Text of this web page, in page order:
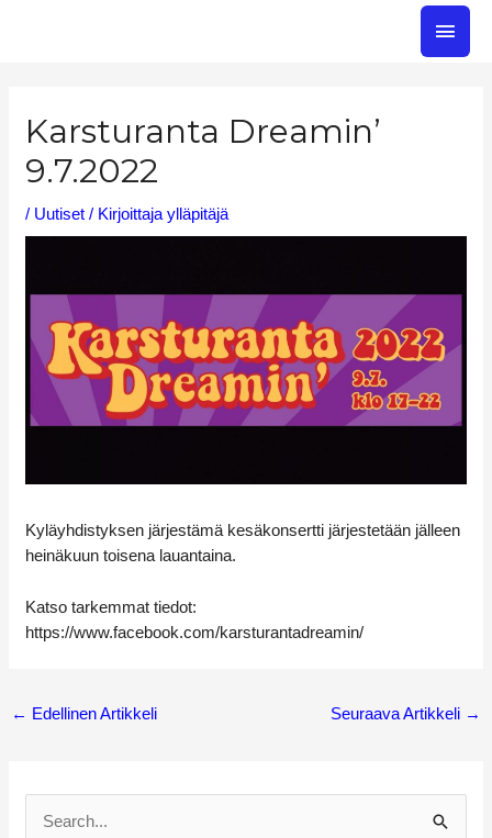
Karsturanta Dreamin’
9.7.2022
/ Uutiset / Kirjoittajaylläpitäjä
Kyläyhdistyksen järjestämä kesäkonsertti järjestetään jälleen
heinäkuun toisena lauantaina.
Katso tarkemmat tiedot:
https://www.facebook.com/karsturantadreamin/
← Edellinen Artikkeli Seuraava Artikkeli →